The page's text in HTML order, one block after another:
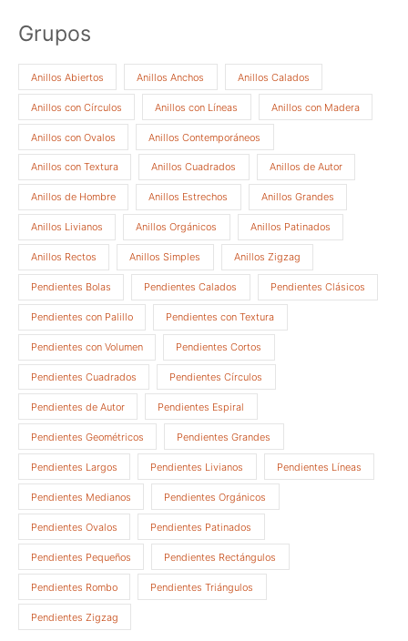
Grupos
Anillos Abiertos Anillos Anchos Anillos Calados
Anillos con Círculos Anillos con Líneas Anillos con Madera
Anillos con Ovalos Anillos Contemporáneos
Anillos con Textura Anillos Cuadrados Anillos de Autor
Anillos de Hombre Anillos Estrechos Anillos Grandes
Anillos Livianos Anillos Orgánicos Anillos Patinados
Anillos Rectos Anillos Simples Anillos Zigzag
Pendientes Bolas Pendientes Calados Pendientes Clásicos
Pendientes con Palillo Pendientes con Textura
Pendientes con Volumen Pendientes Cortos
Pendientes Cuadrados Pendientes Círculos
Pendientes de Autor Pendientes Espiral
Pendientes Geométricos Pendientes Grandes
Pendientes Largos Pendientes Livianos Pendientes Líneas
Pendientes Medianos Pendientes Orgánicos
Pendientes Ovalos Pendientes Patinados
Pendientes Pequeños Pendientes Rectángulos
Pendientes Rombo Pendientes Triángulos
Pendientes Zigzag